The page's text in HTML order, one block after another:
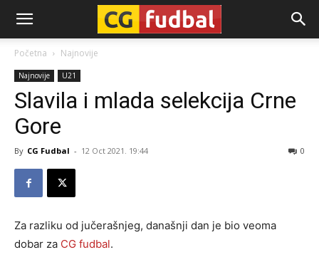
CG-
Fudbal
Početna Najnovije
Najnovije U21
Slavila i mlada selekcija Crne
Gore
By CG Fudbal - 12 Oct 2021. 19:44 0
Za razliku od jučerašnjeg, današnji dan je bio veoma
dobar za CG fudbal.